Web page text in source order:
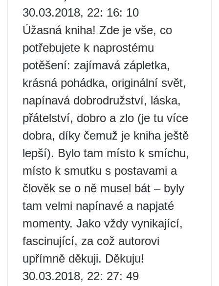
30.03.2018, 22: 16: 10
Úžasná kniha! Zde je vše, co
potřebujete k naprostému
potěšení: zajímavá zápletka,
krásná pohádka, originální svět,
napínavá dobrodružství, láska,
přátelství, dobro a zlo (je tu více
dobra, díky čemuž je kniha ještě
lepší). Bylo tam místo k smíchu,
místo k smutku s postavami a
člověk se o ně musel bát – byly
tam velmi napínavé a napjaté
momenty. Jako vždy vynikající,
fascinující, za což autorovi
upřímně děkuji. Děkuju!
30.03.2018, 22: 27: 49